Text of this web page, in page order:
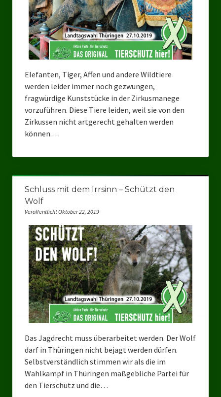
Elefanten, Tiger, Affen und andere Wildtiere
werden leider immer noch gezwungen,
fragwürdige Kunststücke in der Zirkusmanege
vorzuführen. Diese Tiere leiden, weil sie von den
Zirkussen nicht artgerecht gehalten werden
können.…
Schluss mit dem Irrsinn – Schützt den
Wolf
Veröffentlicht Oktober 22, 2019
Das Jagdrecht muss überarbeitet werden. Der Wolf
darf in Thüringen nicht bejagt werden dürfen.
Selbstverständlich stimmen wir als die im
Wahlkampf in Thüringen maßgebliche Partei für
den Tierschutz und die…